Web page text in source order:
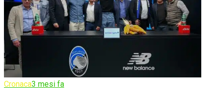
Cronaca3 mesi fa